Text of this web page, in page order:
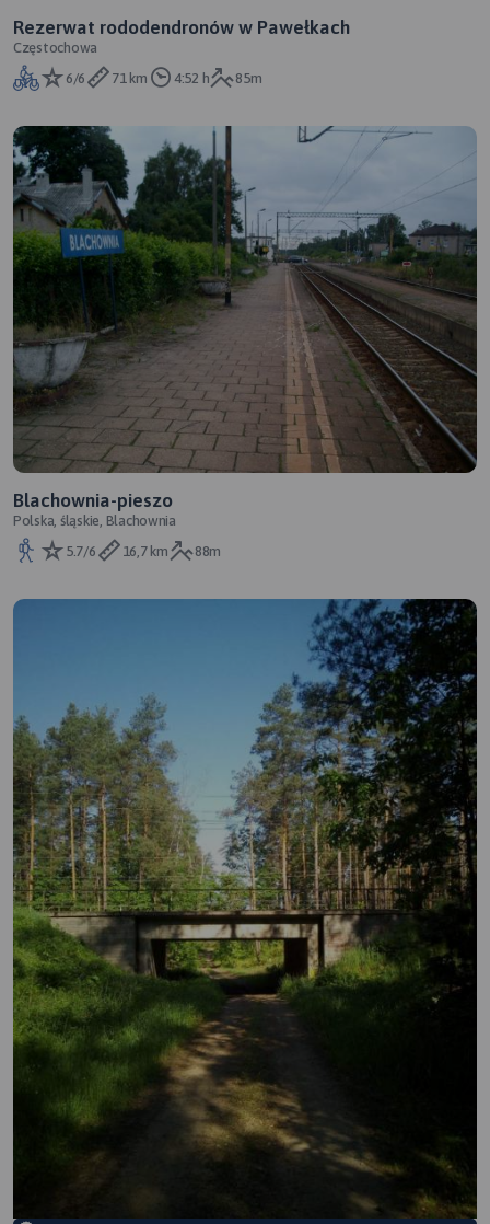
Rezerwat rododendronów w Pawełkach
Częstochowa
6/6
71 km 4:52 h 85m
Blachownia-pieszo
Polska, śląskie, Blachownia
5.7/6
16,7 km 88m